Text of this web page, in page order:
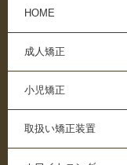
HOME
成人矯正
小児矯正
取扱い矯正装置